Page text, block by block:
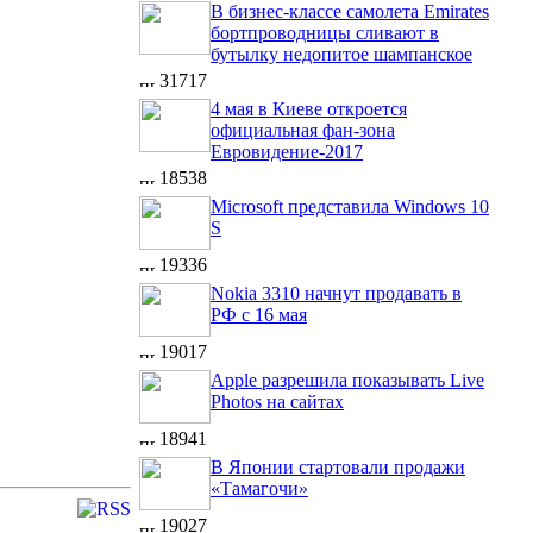
В бизнес-классе самолета Emirates
бортпроводницы сливают в
бутылку недопитое шампанское
31717
4 мая в Киеве откроется
официальная фан-зона
Евровидение-2017
18538
Microsoft представила Windows 10
S
19336
Nokia 3310 начнут продавать в
РФ с 16 мая
19017
Apple разрешила показывать Live
Photos на сайтах
18941
В Японии стартовали продажи
«Тамагочи»
19027